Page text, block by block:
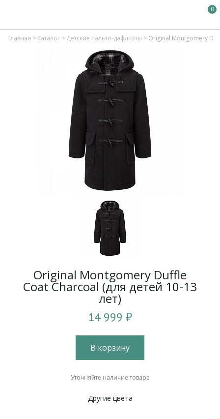
0
Главная > Каталог > Детские пальто-дафлкоты > Original Montgomery
Original Montgomery Duffle
Coat Charcoal (для детей 10-13
лет)
14 999 ₽
В корзину
Уточняйте наличие товара
Другие цвета